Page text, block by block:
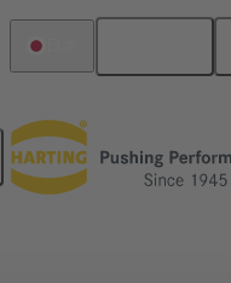
ターカード接続